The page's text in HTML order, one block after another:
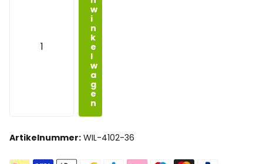
w
i
n
k
e
l
w
a
g
e
n
Artikelnummer: WIL-4102-36